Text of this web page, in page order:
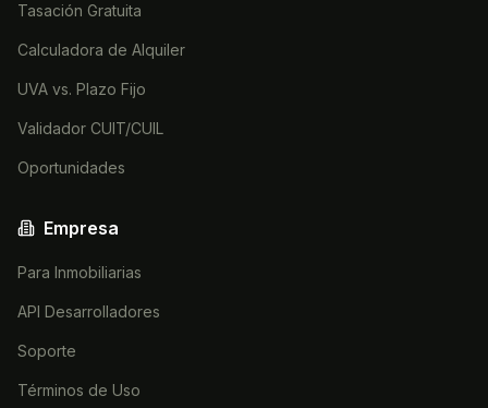
Tasación Gratuita
Calculadora de Alquiler
UVA vs. Plazo Fijo
Validador CUIT/CUIL
Oportunidades
Empresa
Para Inmobiliarias
API Desarrolladores
Soporte
Términos de Uso